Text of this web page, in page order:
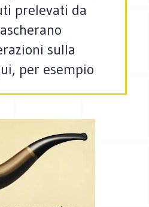
prelevati da
sulla
per esempio